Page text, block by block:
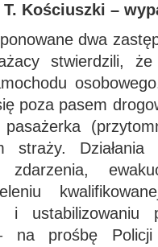
Kościuszki –
dwa
stwierdzili, że
poza pasem
straży. Działania
zdarzenia,
i
na prośbę